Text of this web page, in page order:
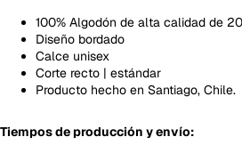
100% Algodón de alta calidad de
Diseño bordado
Calce unisex
Corte recto | estándar
Producto hecho en Santiago, Chile.
Tiempos de producción y envío: